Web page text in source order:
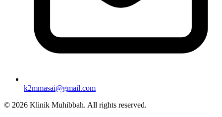
k2mmasai@gmail.com
© 2026 Klinik Muhibbah. All rights reserved.